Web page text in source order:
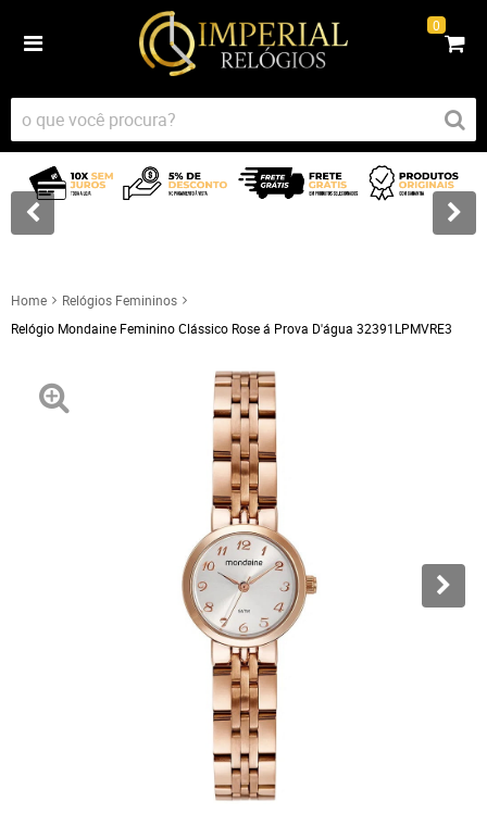
0
Home
Relógios Femininos
Relógio Mondaine Feminino Clássico Rose á Prova D'água 32391LPMVRE3